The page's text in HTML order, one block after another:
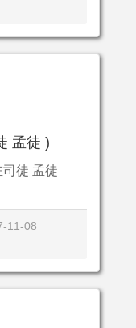
孟徒 )
徒 孟徒
11-08